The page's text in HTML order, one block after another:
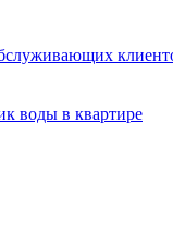
воды в квартире